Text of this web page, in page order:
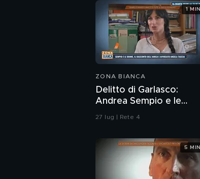
ZONA BIANCA
Delitto di Garlasco:
Andrea Sempio e le
donne, il racconto
27 lug | Rete 4
1 MIN
5 MIN